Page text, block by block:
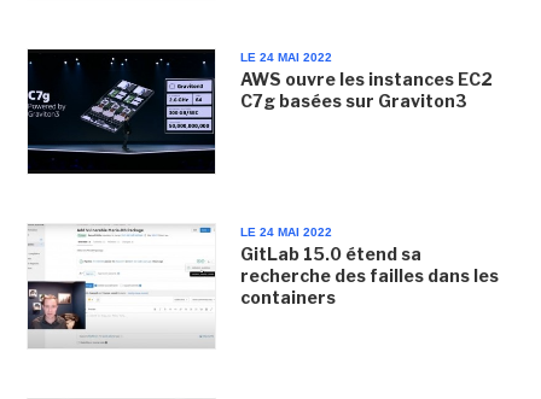
LE 24 MAI 2022
AWS ouvre les instances EC2
C7g basées sur Graviton3
LE 24 MAI 2022
GitLab 15.0 étend sa
recherche des failles dans les
containers